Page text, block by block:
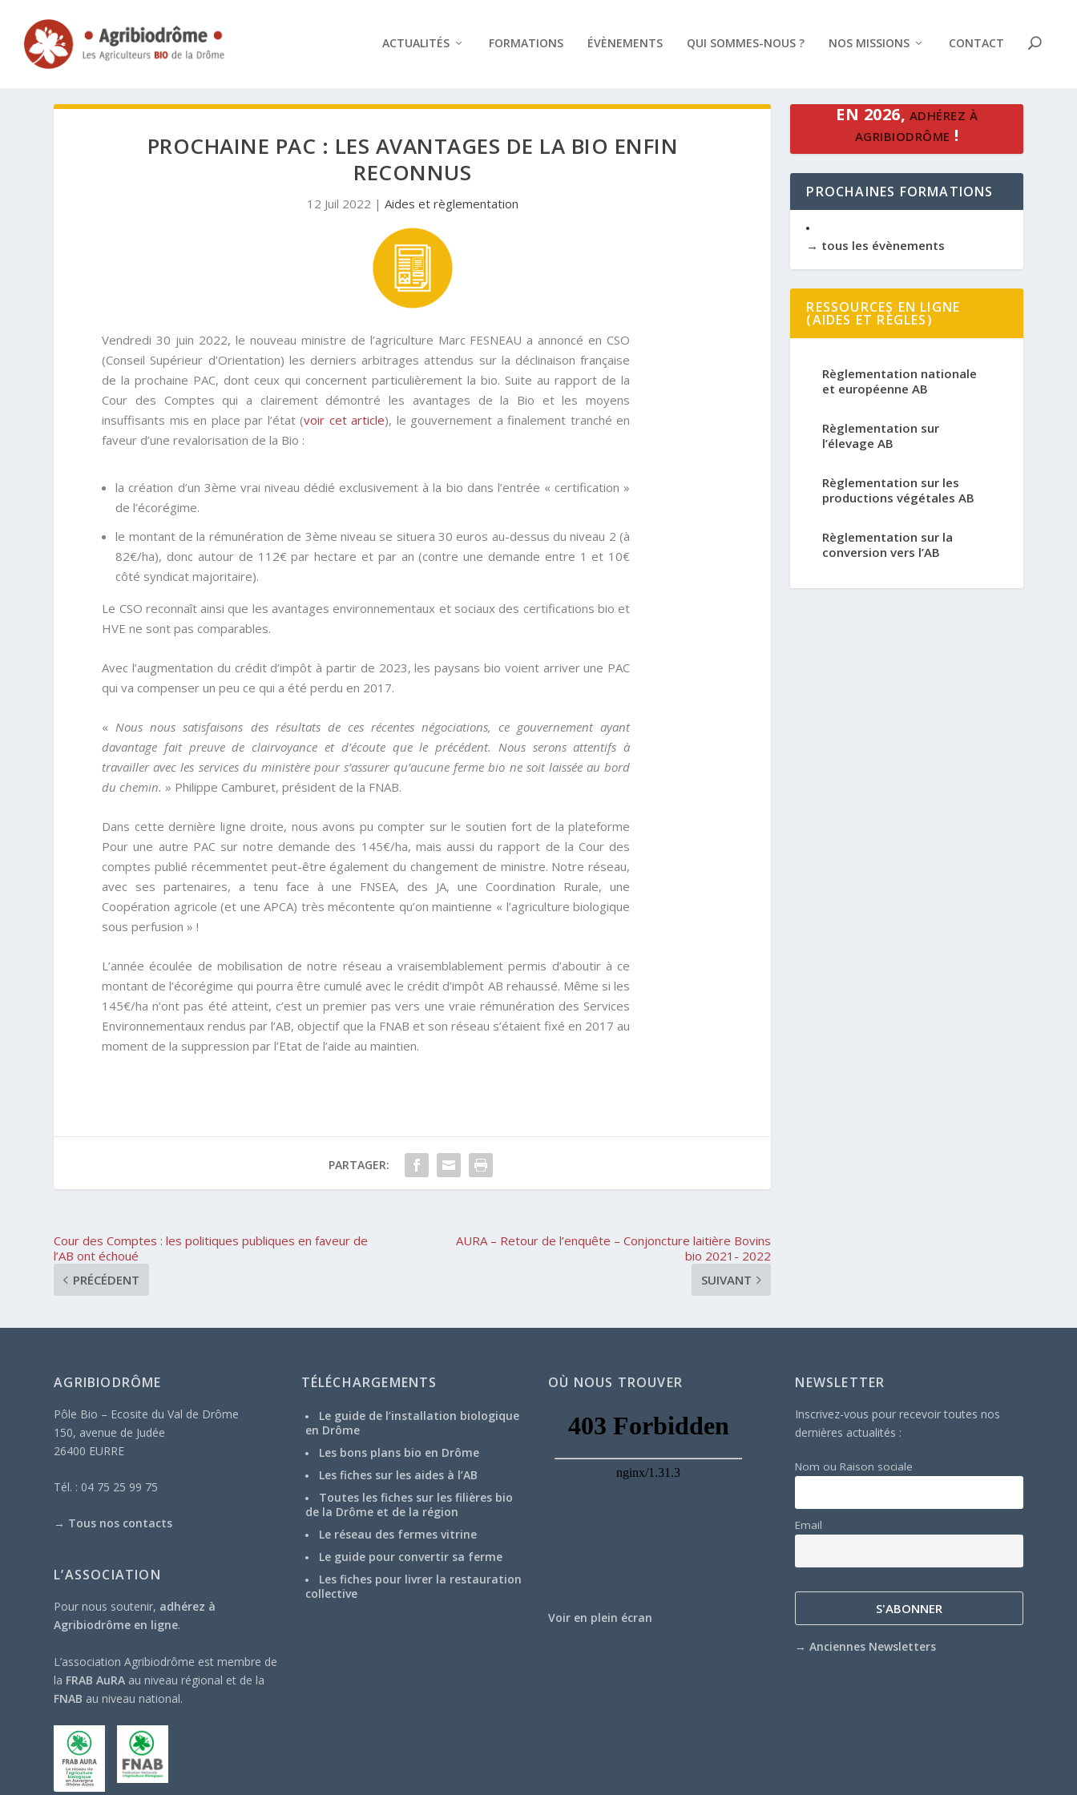
ACTUALITÉS FORMATIONS ÉVÈNEMENTS QUI SOMMES-NOUS ? NOS MISSIONS CONTACT
PROCHAINE PAC : LES AVANTAGES DE LA BIO ENFIN
RECONNUS
12 Juil 2022 | Aides et règlementation
Vendredi 30 juin 2022, le nouveau ministre de l’agriculture Marc FESNEAU a annoncé en CSO
(Conseil Supérieur d’Orientation) les derniers arbitrages attendus sur la déclinaison française
de la prochaine PAC, dont ceux qui concernent particulièrement la bio. Suite au rapport de la
Cour des Comptes qui a clairement démontré les avantages de la Bio et les moyens
insuffisants mis en place par l’état (voir cet article), le gouvernement a finalement tranché en
faveur d’une revalorisation de la Bio :
la création d’un 3ème vrai niveau dédié exclusivement à la bio dans l’entrée « certification »
de l’écorégime.
le montant de la rémunération de 3ème niveau se situera 30 euros au-dessus du niveau 2 (à
82€/ha), donc autour de 112€ par hectare et par an (contre une demande entre 1 et 10€
côté syndicat majoritaire).
Le CSO reconnaît ainsi que les avantages environnementaux et sociaux des certifications bio et
HVE ne sont pas comparables.
Avec l’augmentation du crédit d’impôt à partir de 2023, les paysans bio voient arriver une PAC
qui va compenser un peu ce qui a été perdu en 2017.
« Nous nous satisfaisons des résultats de ces récentes négociations, ce gouvernement ayant
davantage fait preuve de clairvoyance et d’écoute que le précédent. Nous serons attentifs à
travailler avec les services du ministère pour s’assurer qu’aucune ferme bio ne soit laissée au bord
du chemin. » Philippe Camburet, président de la FNAB.
Dans cette dernière ligne droite, nous avons pu compter sur le soutien fort de la plateforme
Pour une autre PAC sur notre demande des 145€/ha, mais aussi du rapport de la Cour des
comptes publié récemmentet peut-être également du changement de ministre. Notre réseau,
avec ses partenaires, a tenu face à une FNSEA, des JA, une Coordination Rurale, une
Coopération agricole (et une APCA) très mécontente qu’on maintienne « l’agriculture biologique
sous perfusion » !
L’année écoulée de mobilisation de notre réseau a vraisemblablement permis d’aboutir à ce
montant de l’écorégime qui pourra être cumulé avec le crédit d’impôt AB rehaussé. Même si les
145€/ha n’ont pas été atteint, c’est un premier pas vers une vraie rémunération des Services
Environnementaux rendus par l’AB, objectif que la FNAB et son réseau s’étaient fixé en 2017 au
moment de la suppression par l’Etat de l’aide au maintien.
PARTAGER:
Cour des Comptes : les politiques publiques en faveur de
l’AB ont échoué
PRÉCÉDENT
AURA – Retour de l’enquête – Conjoncture laitière Bovins
bio 2021- 2022
SUIVANT
EN 2026, ADHÉREZ À
AGRIBIODRÔME !
PROCHAINES FORMATIONS
→ tous les évènements
RESSOURCES EN LIGNE
(AIDES ET RÈGLES)
Règlementation nationale
et européenne AB
Règlementation sur
l’élevage AB
Règlementation sur les
productions végétales AB
Règlementation sur la
conversion vers l’AB
AGRIBIODRÔME
Pôle Bio – Ecosite du Val de Drôme
150, avenue de Judée
26400 EURRE
Tél. : 04 75 25 99 75
→ Tous nos contacts
L’ASSOCIATION
Pour nous soutenir, adhérez à
Agribiodrôme en ligne.
L’association Agribiodrôme est membre de
la FRAB AuRA au niveau régional et de la
FNAB au niveau national.
TÉLÉCHARGEMENTS
Le guide de l’installation biologique
en Drôme
Les bons plans bio en Drôme
Les fiches sur les aides à l’AB
Toutes les fiches sur les filières bio
de la Drôme et de la région
Le réseau des fermes vitrine
Le guide pour convertir sa ferme
Les fiches pour livrer la restauration
collective
OÙ NOUS TROUVER
Voir en plein écran
NEWSLETTER
Inscrivez-vous pour recevoir toutes nos
dernières actualités :
Nom ou Raison sociale
Email
→Anciennes Newsletters